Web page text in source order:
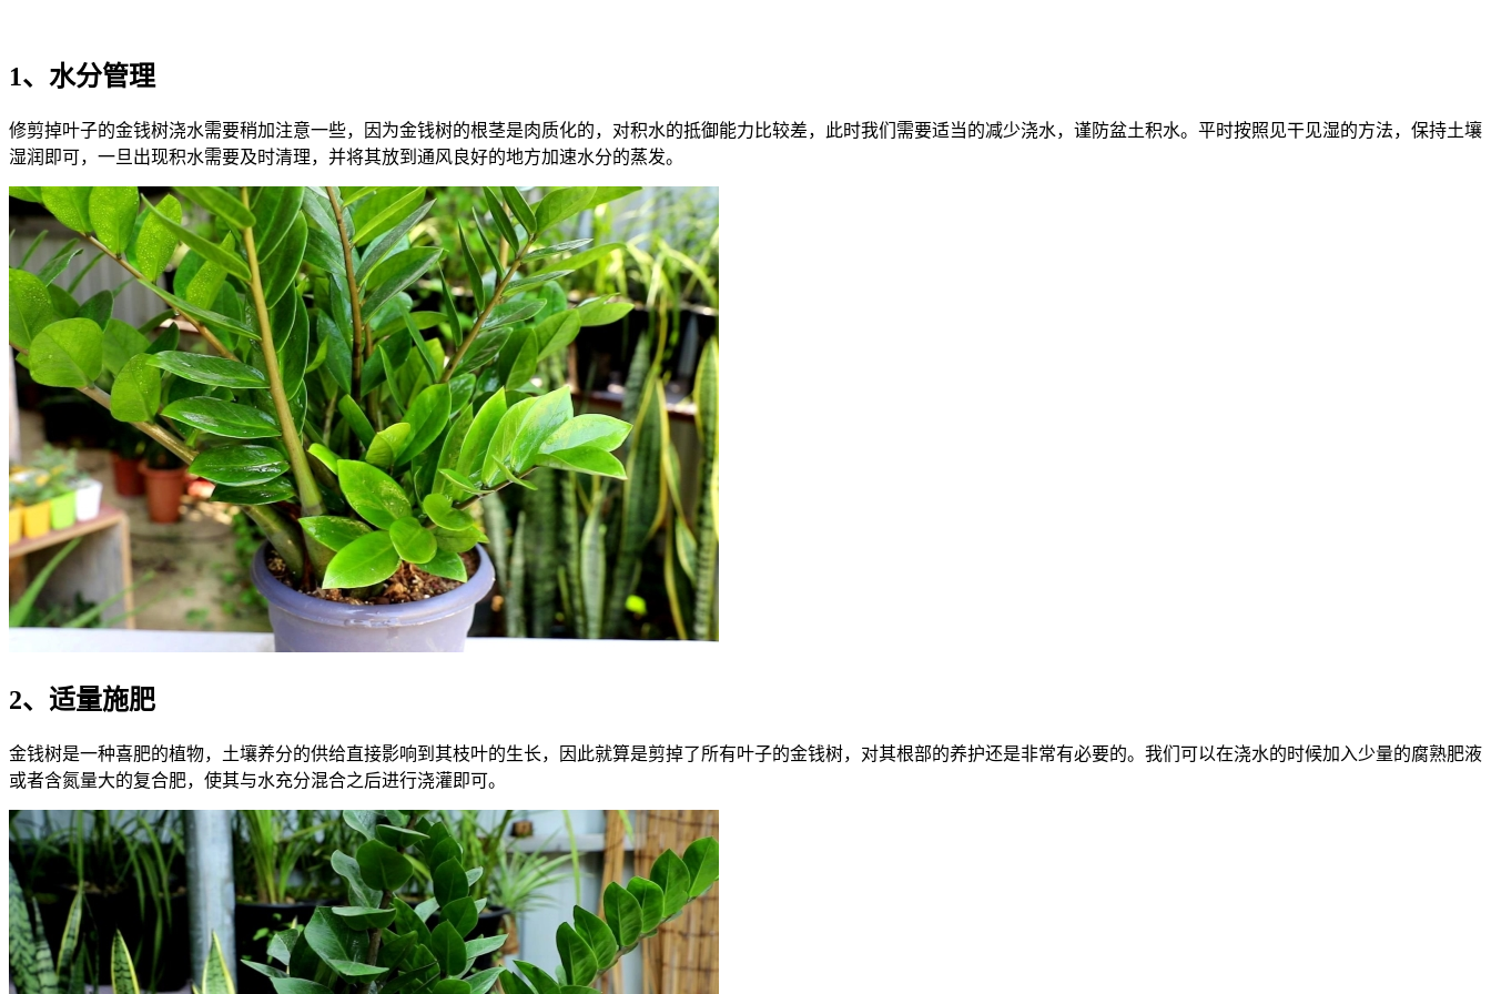
1、水分管理
修剪掉叶子的金钱树浇水需要稍加注意一些，因为金钱树的根茎是肉质化的，对积水的抵御能力比较差，此时我们需要适当的减少浇水，谨防盆土积水。平时按照见干见湿的方法，保持土壤
湿润即可，一旦出现积水需要及时清理，并将其放到通风良好的地方加速水分的蒸发。
2、适量施肥
金钱树是一种喜肥的植物，土壤养分的供给直接影响到其枝叶的生长，因此就算是剪掉了所有叶子的金钱树，对其根部的养护还是非常有必要的。我们可以在浇水的时候加入少量的腐熟肥液
或者含氮量大的复合肥，使其与水充分混合之后进行浇灌即可。